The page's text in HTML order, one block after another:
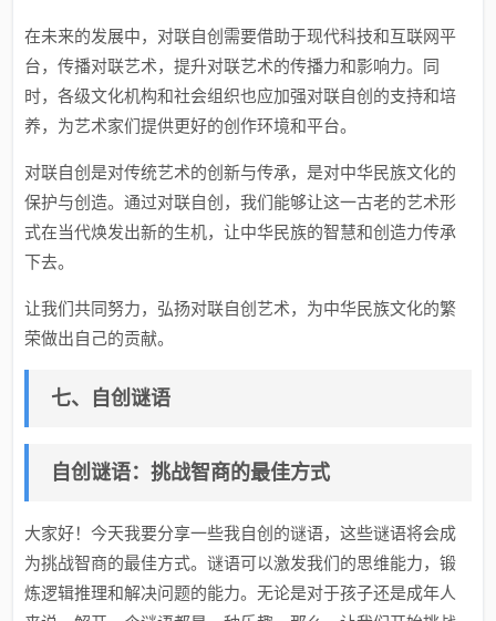
在未来的发展中，对联自创需要借助于现代科技和互联网平
台，传播对联艺术，提升对联艺术的传播力和影响力。同
时，各级文化机构和社会组织也应加强对联自创的支持和培
养，为艺术家们提供更好的创作环境和平台。
对联自创是对传统艺术的创新与传承，是对中华民族文化的
保护与创造。通过对联自创，我们能够让这一古老的艺术形
式在当代焕发出新的生机，让中华民族的智慧和创造力传承
下去。
让我们共同努力，弘扬对联自创艺术，为中华民族文化的繁
荣做出自己的贡献。
七、自创谜语
自创谜语：挑战智商的最佳方式
大家好！今天我要分享一些我自创的谜语，这些谜语将会成
为挑战智商的最佳方式。谜语可以激发我们的思维能力，锻
炼逻辑推理和解决问题的能力。无论是对于孩子还是成年人